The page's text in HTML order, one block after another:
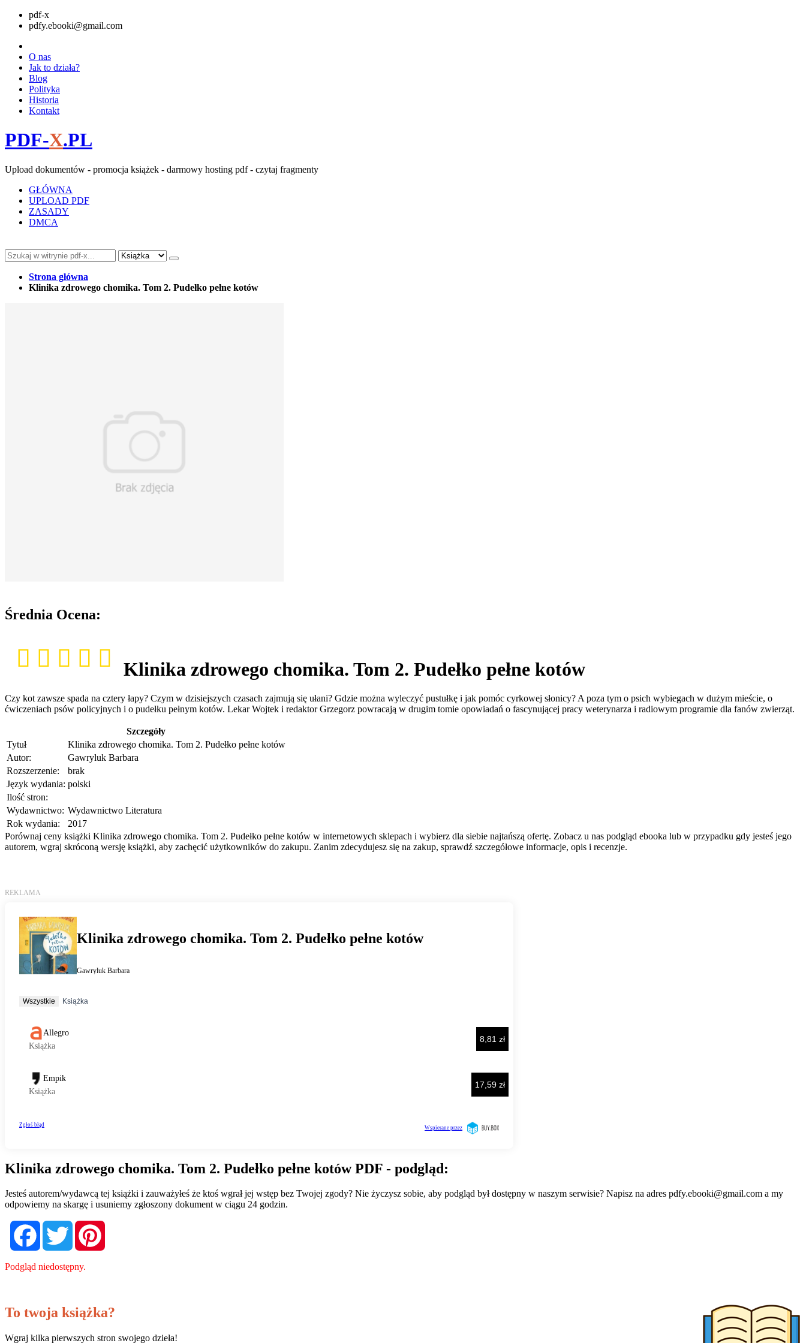
pdf-x
pdfy.ebooki@gmail.com
O nas
Jak to działa?
Blog
Polityka
Historia
Kontakt
PDF-X.PL
Upload dokumentów - promocja książek - darmowy hosting pdf - czytaj fragmenty
GŁÓWNA
UPLOAD PDF
ZASADY
DMCA
Strona główna
Klinika zdrowego chomika. Tom 2. Pudełko pełne kotów
Średnia Ocena:
Klinika zdrowego chomika. Tom 2. Pudełko pełne kotów
Czy kot zawsze spada na cztery łapy? Czym w dzisiejszych czasach zajmują się ułani? Gdzie można wyleczyć pustułkę i jak pomóc cyrkowej słonicy? A poza tym o psich wybiegach w dużym mieście, o
ćwiczeniach psów policyjnych i o pudełku pełnym kotów. Lekar Wojtek i redaktor Grzegorz powracają w drugim tomie opowiadań o fascynującej pracy weterynarza i radiowym programie dla fanów zwierząt.
Szczegóły
Tytuł
Klinika zdrowego chomika. Tom 2. Pudełko pełne kotów
Autor:
Gawryluk Barbara
Rozszerzenie:
brak
Język wydania: polski
Ilość stron:
Wydawnictwo: Wydawnictwo Literatura
Rok wydania:
2017
Porównaj ceny książki Klinika zdrowego chomika. Tom 2. Pudełko pełne kotów w internetowych sklepach i wybierz dla siebie najtańszą ofertę. Zobacz u nas podgląd ebooka lub w przypadku gdy jesteś jego
autorem, wgraj skróconą wersję książki, aby zachęcić użytkowników do zakupu. Zanim zdecydujesz się na zakup, sprawdź szczegółowe informacje, opis i recenzje.
Klinika zdrowego chomika. Tom 2. Pudełko pełne kotów PDF - podgląd:
Jesteś autorem/wydawcą tej książki i zauważyłeś że ktoś wgrał jej wstęp bez Twojej zgody? Nie życzysz sobie, aby podgląd był dostępny w naszym serwisie? Napisz na adres pdfy.ebooki@gmail.com a my
odpowiemy na skargę i usuniemy zgłoszony dokument w ciągu 24 godzin.
FacebookTwitter
Podgląd niedostępny.
To twoja książka?
Wgraj kilka pierwszych stron swojego dzieła!